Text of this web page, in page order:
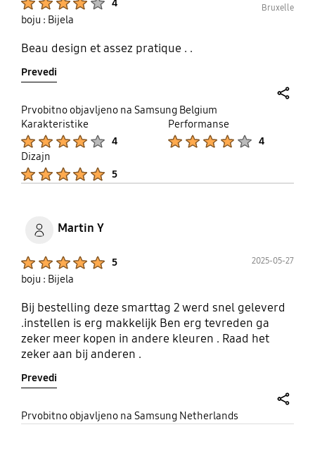
4
Bruxelle
boju : Bijela
Beau design et assez pratique . .
Prevedi
Prvobitno objavljeno na Samsung Belgium
Karakteristike
4
Performanse
4
Dizajn
5
Martin Y
5 2025-05-27
boju : Bijela
Bij bestelling deze smarttag 2 werd snel geleverd
.instellen is erg makkelijk Ben erg tevreden ga
zeker meer kopen in andere kleuren . Raad het
zeker aan bij anderen .
Prevedi
Prvobitno objavljeno na Samsung Netherlands